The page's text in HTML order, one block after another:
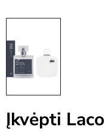
Įkvėpti